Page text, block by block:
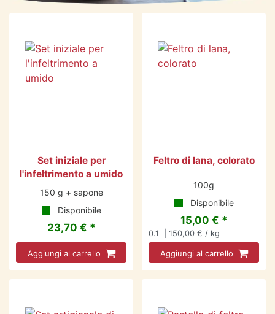
Set iniziale per
l'infeltrimento a umido
150 g + sapone
Disponibile
23,70 € *
Aggiungi al carrello
Feltro di lana, colorato
100g
Disponibile
15,00 € *
0.1 | 150,00 € / kg
Aggiungi al carrello